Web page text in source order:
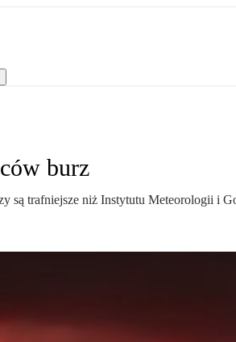
burz
są trafniejsze niż Instytutu Meteorologii i